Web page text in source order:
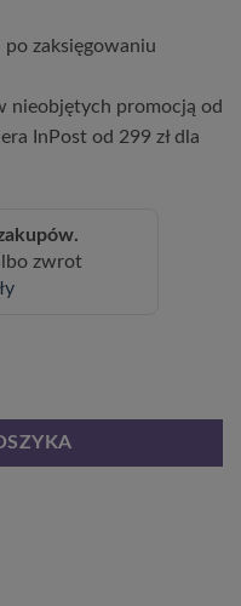
zaksięgowaniu
nieobjętych promocją od
InPost od 299 zł dla
zwrot
Ketmii syryjskich 2L